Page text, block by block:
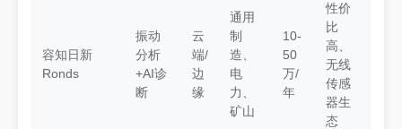
容知日新
Ronds
振动
分析
+AI诊
断
云
端/
边
缘
通用
制
造、
电
力、
矿山
10-
50
万/
年
性价
比
高、
无线
传感
器生
态